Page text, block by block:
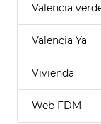
Valencia
Valencia Ya
Vivienda
Web FDM